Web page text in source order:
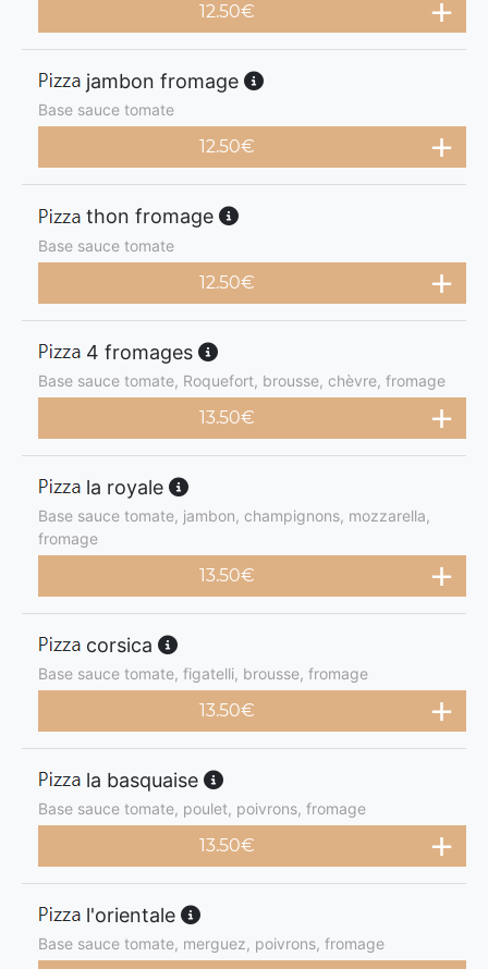
12.50€
jambon fromage
Base sauce tomate
12.50€
thon fromage
Base sauce tomate
12.50€
4 fromages
Base sauce tomate, Roquefort, brousse, chèvre, fromage
13.50€
la royale
Base sauce tomate, jambon, champignons, mozzarella,
fromage
13.50€
corsica
Base sauce tomate, figatelli, brousse, fromage
13.50€
la basquaise
Base sauce tomate, poulet, poivrons, fromage
13.50€
l'orientale
Base sauce tomate, merguez, poivrons, fromage